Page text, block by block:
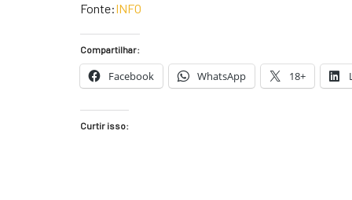
Fonte:INFO
Compartilhar:
Facebook WhatsApp 18+
Curtir isso: